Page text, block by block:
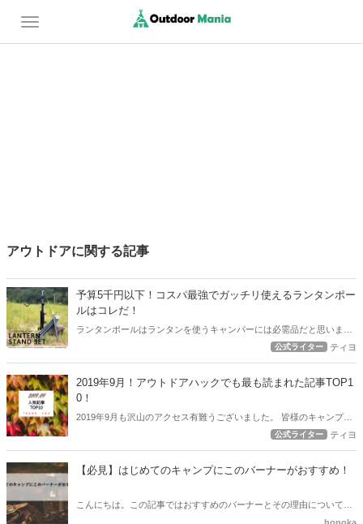
アウトドアに関する記事
予算5千円以下！コスパ最強でガッチリ使えるランタンポー
ルはコレだ！
ランタンポールはランタンを使うキャンパーには必需品だと思います
が。 あれもこれも色々あっていざチョイスしようと思うと大変。 ラ
躍するコスパの良いランタンポールを紹介します！
公式ライター ティヨ
2019年9月！アウトドアハックでも最も読まれた記事TOP1
0！
2019年9月も沢山のアクセス有難うございました。 皆様のキャンプを
1ミリでもアップデートするお役に立ちましたでしょうか？ 10月も最
い致します。編集部一同。
公式ライター ティヨ
【必見】はじめてのキャンプにこのバーナーがおすすめ！
こんにちは。この記事ではおすすめのバーナーとその理由について書
いていきます。 お湯を沸かしたりするには、必要不可欠のバーナー